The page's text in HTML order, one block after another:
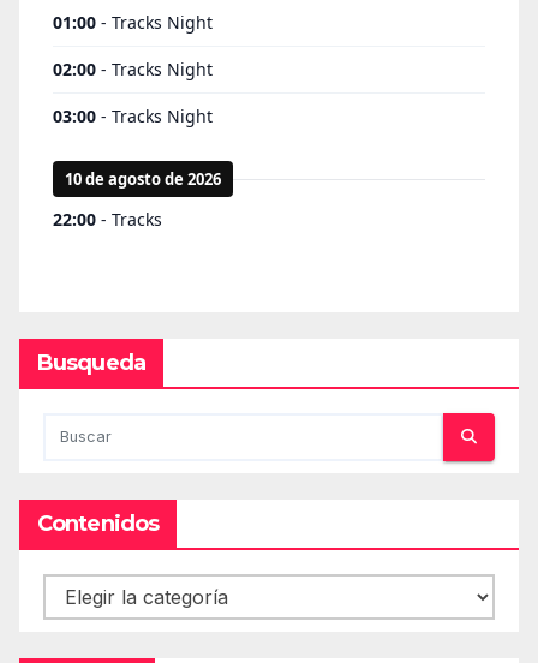
Busqueda
Contenidos
Contenidos